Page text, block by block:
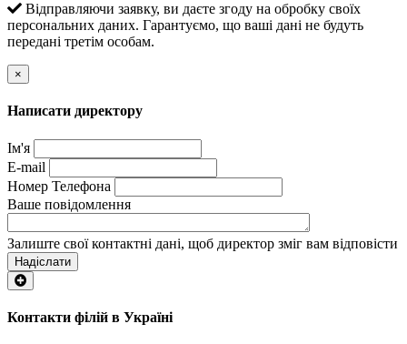
Відправляючи заявку, ви даєте згоду на обробку своїх
персональних даних. Гарантуємо, що ваші дані не будуть
передані третім особам.
×
Написати директору
Ім'я
E-mail
Номер Телефона
Ваше повідомлення
Залиште свої контактні дані, щоб директор зміг вам відповісти
Надіслати
Контакти філій в Україні